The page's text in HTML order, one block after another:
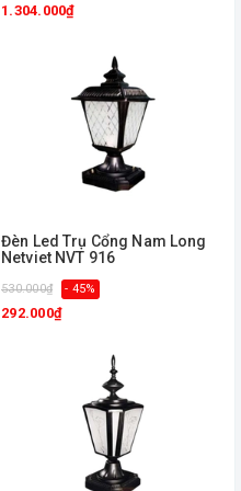
1.304.000₫
Đèn Led Trụ Cổng Nam Long
Netviet NVT 916
530.000₫ - 45%
292.000₫